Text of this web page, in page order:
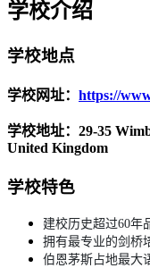
学校介绍
学校地点
学校网址： https://
学校地址：29-35
United Kingdom
学校特色
建校历史超过60年
拥有最专业的剑桥
伯恩茅斯占地最大